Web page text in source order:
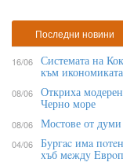
Последни новини
16/06 Системата на
към
08/06 Откриха
Черно море
08/06 Мостове от думи
04/06 Бypгac имa
xъб мeждy